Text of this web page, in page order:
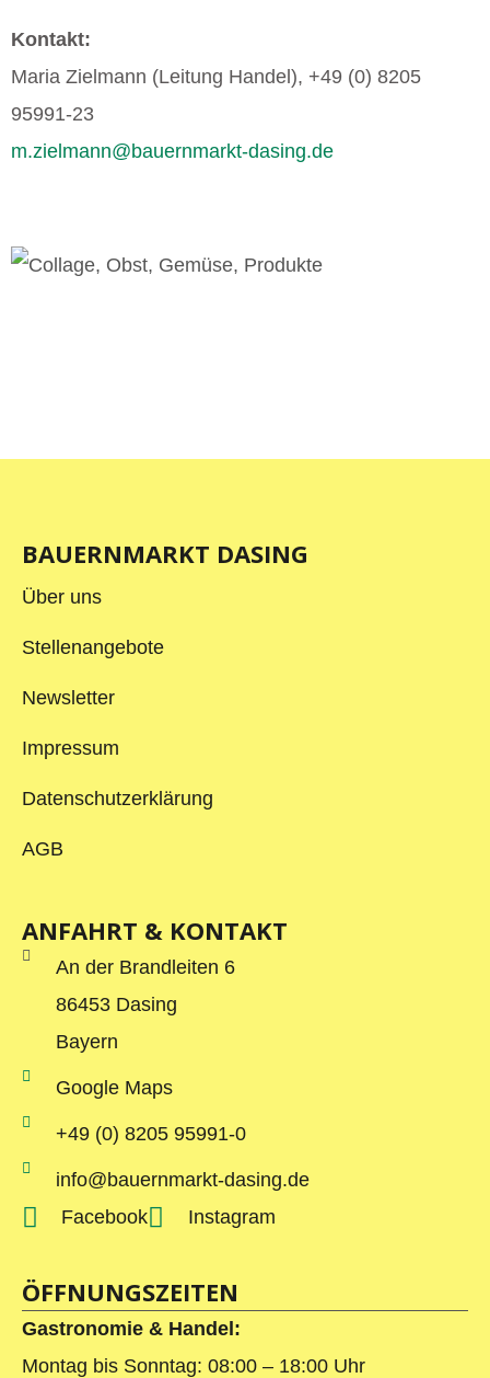
Kontakt:
Maria Zielmann (Leitung Handel), +49 (0) 8205
95991-23
m.zielmann@bauernmarkt-dasing.de
BAUERNMARKT DASING
Über uns
Stellenangebote
Newsletter
Impressum
Datenschutzerklärung
AGB
ANFAHRT & KONTAKT
An der Brandleiten 6
86453 Dasing
Bayern
Google Maps
+49 (0) 8205 95991-0
info@bauernmarkt-dasing.de
Facebook
Instagram
ÖFFNUNGSZEITEN
Gastronomie & Handel:
Montag bis Sonntag: 08:00 – 18:00 Uhr